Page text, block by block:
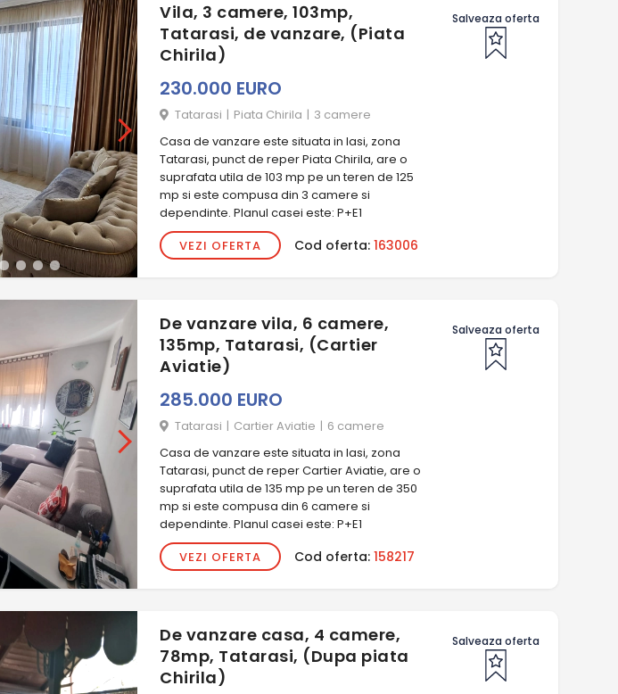
Vila, 3 camere, 103mp,
Tatarasi, de vanzare, (Piata
Chirila)
230.000 EURO
Tatarasi | Piata Chirila | 3 camere
Casa de vanzare este situata in Iasi, zona
Tatarasi, punct de reper Piata Chirila, are o
suprafata utila de 103 mp pe un teren de 125
mp si este compusa din 3 camere si
dependinte. Planul casei este: P+E1
VEZI OFERTA
Cod oferta:163006
Salveaza oferta
De vanzare vila, 6 camere,
135mp, Tatarasi, (Cartier
Aviatie)
285.000 EURO
Tatarasi | Cartier Aviatie | 6 camere
Casa de vanzare este situata in Iasi, zona
Tatarasi, punct de reper Cartier Aviatie, are o
suprafata utila de 135 mp pe un teren de 350
mp si este compusa din 6 camere si
dependinte. Planul casei este: P+E1
VEZI OFERTA
Cod oferta:158217
Salveaza oferta
De vanzare casa, 4 camere,
78mp, Tatarasi, (Dupa piata
Chirila)
Salveaza oferta